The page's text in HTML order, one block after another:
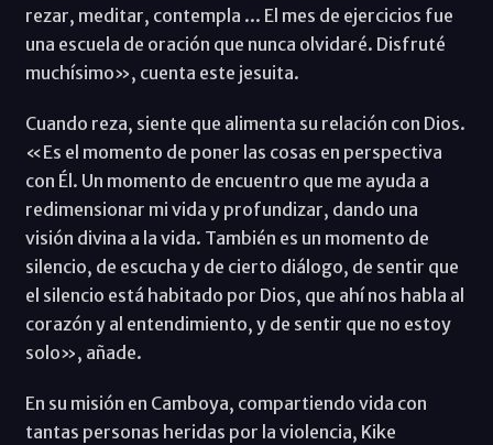
rezar, meditar, contempla ... El mes de ejercicios fue
una escuela de oración que nunca olvidaré. Disfruté
muchísimo», cuenta este jesuita.
Cuando reza, siente que alimenta su relación con Dios.
«Es el momento de poner las cosas en perspectiva
con Él. Un momento de encuentro que me ayuda a
redimensionar mi vida y profundizar, dando una
visión divina a la vida. También es un momento de
silencio, de escucha y de cierto diálogo, de sentir que
el silencio está habitado por Dios, que ahí nos habla al
corazón y al entendimiento, y de sentir que no estoy
solo», añade.
En su misión en Camboya, compartiendo vida con
tantas personas heridas por la violencia, Kike